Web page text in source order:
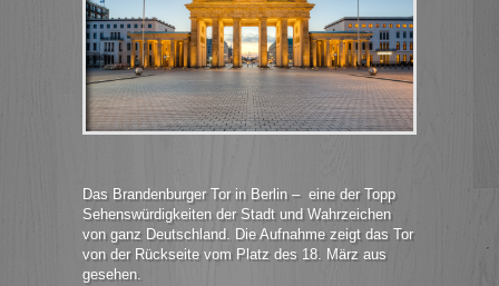
Das Brandenburger Tor in Berlin – eine der Topp
Sehenswürdigkeiten der Stadt und Wahrzeichen
von ganz Deutschland. Die Aufnahme zeigt das Tor
von der Rückseite vom Platz des 18. März aus
gesehen.